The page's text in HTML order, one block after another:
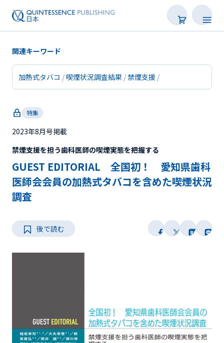
新着
トピックス
Web限定
関連キーワード
加熱式タバコ 喫煙状況調査結果 禁煙支援
特集
2023年8月号掲載
禁煙支援を担う歯科医師の喫煙実態を把握する
GUEST EDITORIAL 全国初！ 愛知県歯科
医師会会員の加熱式タバコを含めた喫煙状況
調査
後で読む